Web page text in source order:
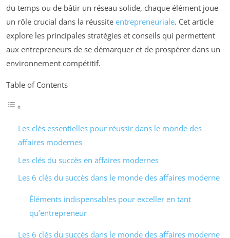
du temps ou de bâtir un réseau solide, chaque élément joue
un rôle crucial dans la réussite entrepreneuriale. Cet article
explore les principales stratégies et conseils qui permettent
aux entrepreneurs de se démarquer et de prospérer dans un
environnement compétitif.
Table of Contents
Les clés essentielles pour réussir dans le monde des
affaires modernes
Les clés du succès en affaires modernes
Les 6 clés du succès dans le monde des affaires moderne
Éléments indispensables pour exceller en tant
qu’entrepreneur
Les 6 clés du succès dans le monde des affaires moderne